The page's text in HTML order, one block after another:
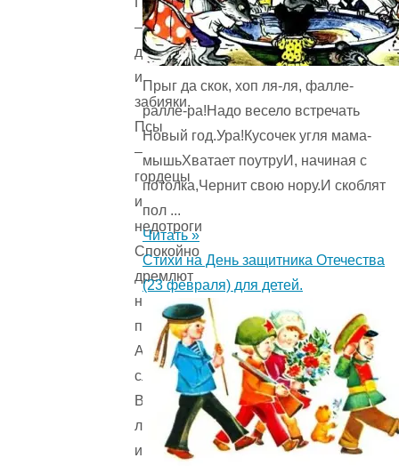
–
драчуны
и
забияки.
Псы
–
гордецы
и
недотроги
Спокойно
дремлют
на
пороге.
А
сладкоежки=лизоблюды
Всё
лижут
из
Прыг да скок, хоп ля-ля, фалле-
ралле-ра!Надо весело встречать
Новый год.Ура!Кусочек угля мама-
мышьХватает поутруИ, начиная с
потолка,Чернит свою нору.И скоблят
пол ...
Читать »
Стихи на День защитника Отечества
(23 февраля) для детей.